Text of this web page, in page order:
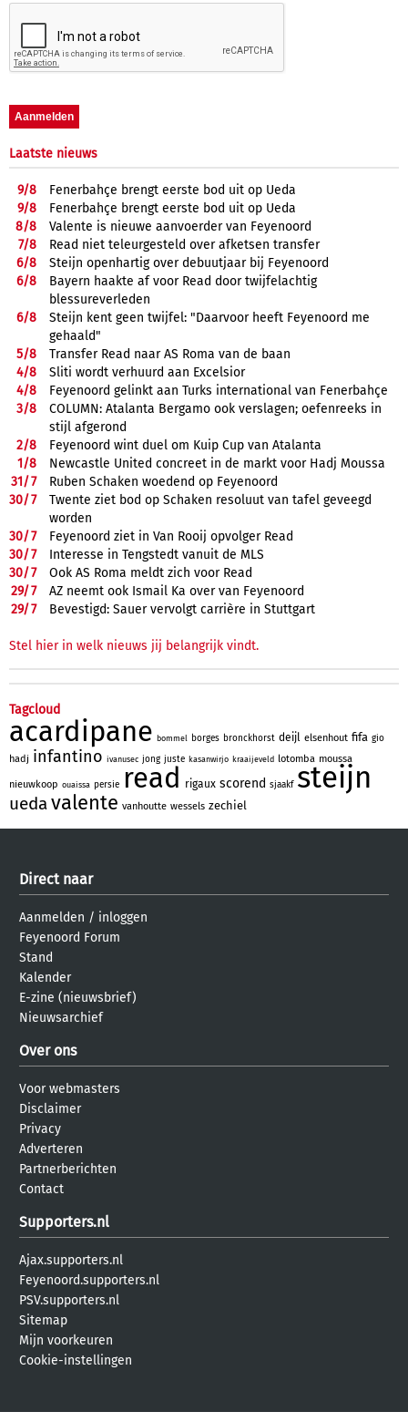
Laatste nieuws
9/8
Fenerbahçe brengt eerste bod uit op Ueda
9/8
Fenerbahçe brengt eerste bod uit op Ueda
8/8
Valente is nieuwe aanvoerder van Feyenoord
7/8
Read niet teleurgesteld over afketsen transfer
6/8
Steijn openhartig over debuutjaar bij Feyenoord
6/8
Bayern haakte af voor Read door twijfelachtig
blessureverleden
6/8
Steijn kent geen twijfel: "Daarvoor heeft Feyenoord me
gehaald"
5/8
Transfer Read naar AS Roma van de baan
4/8
Sliti wordt verhuurd aan Excelsior
4/8
Feyenoord gelinkt aan Turks international van Fenerbahçe
3/8
COLUMN: Atalanta Bergamo ook verslagen; oefenreeks in
stijl afgerond
2/8
Feyenoord wint duel om Kuip Cup van Atalanta
1/8
Newcastle United concreet in de markt voor Hadj Moussa
31/7
Ruben Schaken woedend op Feyenoord
30/7
Twente ziet bod op Schaken resoluut van tafel geveegd
worden
30/7
Feyenoord ziet in Van Rooij opvolger Read
30/7
Interesse in Tengstedt vanuit de MLS
30/7
Ook AS Roma meldt zich voor Read
29/7
AZ neemt ook Ismail Ka over van Feyenoord
29/7 Bevestigd: Sauer vervolgt carrière in Stuttgart
Stel hier in welk nieuws jij belangrijk vindt.
Tagcloud
acardipane bommel borges bronckhorst deijl elsenhout fifa gio
hadj infantino ivanusec jong juste kasanwirjo kraaijeveld lotomba moussa
nieuwkoop ouaissa persie read rigaux scorend sjaakf steijn
uedavalente vanhoutte wessels zechiel
Direct naar
Aanmelden / inloggen
Feyenoord Forum
Stand
Kalender
E-zine (nieuwsbrief)
Nieuwsarchief
Over ons
Voor webmasters
Disclaimer
Privacy
Adverteren
Partnerberichten
Contact
Supporters.nl
Ajax.supporters.nl
Feyenoord.supporters.nl
PSV.supporters.nl
Sitemap
Mijn voorkeuren
Cookie-instellingen